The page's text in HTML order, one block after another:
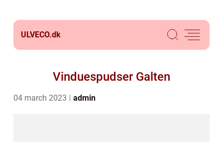
ULVECO.dk
Vinduespudser Galten
04 march 2023 admin